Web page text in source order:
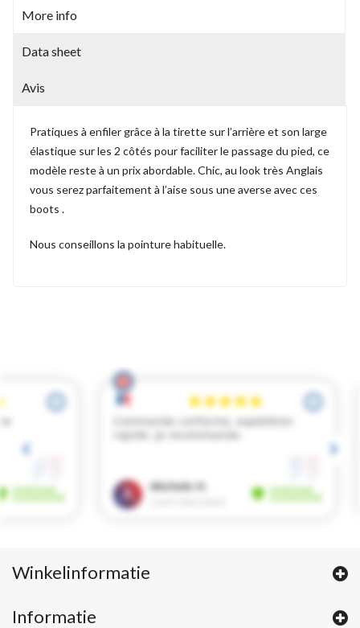
More info
Data sheet
Avis
Pratiques à enfiler grâce à la tirette sur l’arrière et son large
élastique sur les 2 côtés pour faciliter le passage du pied, ce
modèle reste à un prix abordable. Chic, au look très Anglais
vous serez parfaitement à l’aise sous une averse avec ces
boots .
Nous conseillons la pointure habituelle.
Winkelinformatie
Informatie